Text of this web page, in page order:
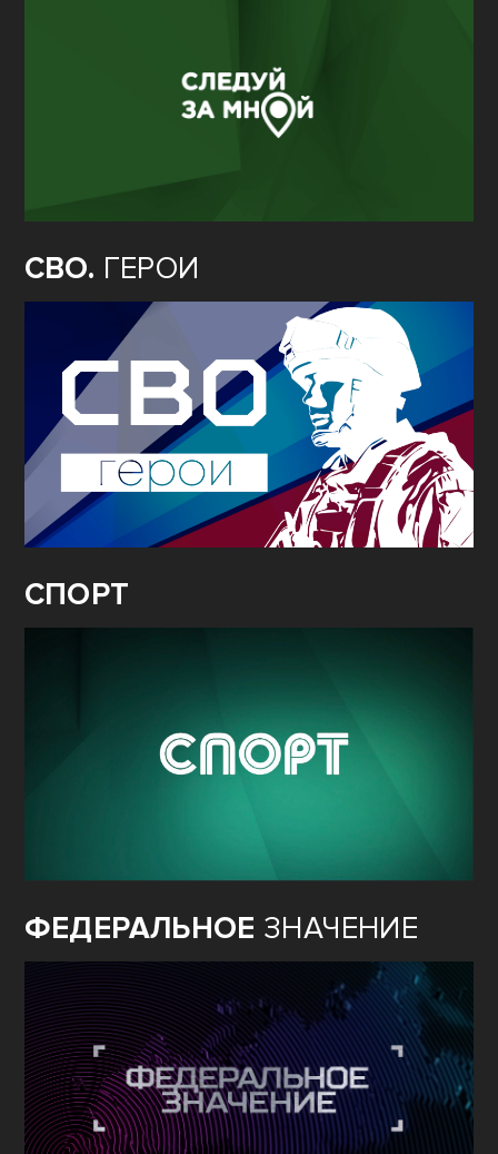
СВО. ГЕРОИ
СПОРТ
ФЕДЕРАЛЬНОЕ ЗНАЧЕНИЕ